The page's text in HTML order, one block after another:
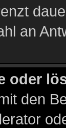
an
oder
den